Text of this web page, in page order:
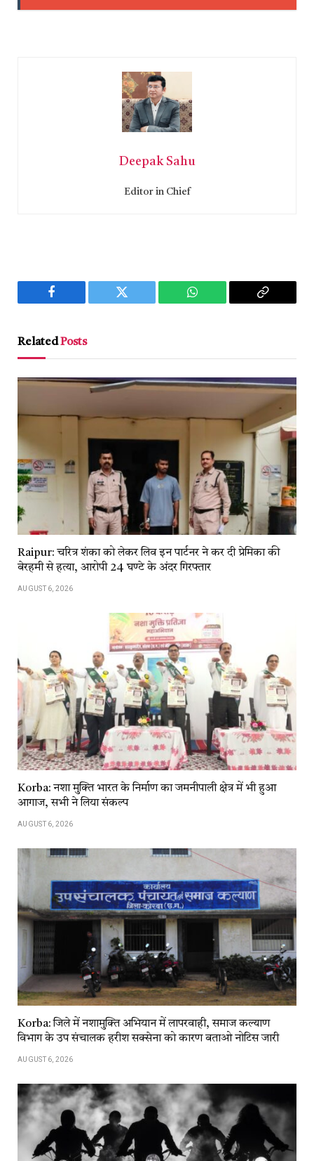
Deepak Sahu
Editor in Chief
Facebook Twitter WhatsApp
Copy
RelatedPosts
Raipur: चरित्र शंका को लेकर लिव इन पार्टनर ने कर दी प्रेमिका की
बेरहमी से हत्या, आरोपी 24 घण्टे के अंदर गिरफ्तार
AUGUST 6, 2026
Korba: नशा मुक्ति भारत के निर्माण का जमनीपाली क्षेत्र में भी हुआ
आगाज, सभी ने लिया संकल्प
AUGUST 6, 2026
Korba: जिले में नशामुक्ति अभियान में लापरवाही, समाज कल्याण
विभाग के उप संचालक हरीश सक्सेना को कारण बताओ नोटिस जारी
AUGUST 6, 2026